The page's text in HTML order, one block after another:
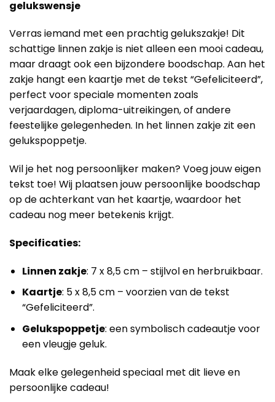
gelukswensje
Verras iemand met een prachtig gelukszakje! Dit
schattige linnen zakje is niet alleen een mooi cadeau,
maar draagt ook een bijzondere boodschap. Aan het
zakje hangt een kaartje met de tekst “Gefeliciteerd”,
perfect voor speciale momenten zoals
verjaardagen, diploma-uitreikingen, of andere
feestelijke gelegenheden. In het linnen zakje zit een
gelukspoppetje.
Wil je het nog persoonlijker maken? Voeg jouw eigen
tekst toe! Wij plaatsen jouw persoonlijke boodschap
op de achterkant van het kaartje, waardoor het
cadeau nog meer betekenis krijgt.
Specificaties:
Linnen zakje: 7 x 8,5 cm – stijlvol en herbruikbaar.
Kaartje: 5 x 8,5 cm – voorzien van de tekst
“Gefeliciteerd”.
Gelukspoppetje: een symbolisch cadeautje voor
een vleugje geluk.
Maak elke gelegenheid speciaal met dit lieve en
persoonlijke cadeau!